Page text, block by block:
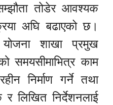
तोडेर आवश्यक
अघि बढाएको छ।
योजना शाखा प्रमुख
समयसीमाभित्र काम
निर्माण गर्ने तथा
लिखित निर्देशनलाई